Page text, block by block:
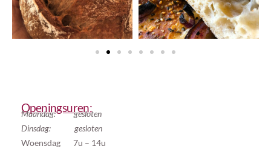
Openingsuren:
Maandag: gesloten
Dinsdag: gesloten
Woensdag 7u – 14u